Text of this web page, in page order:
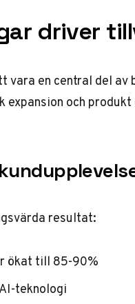
driver
en central del av
expansion och
resultat:
ökat till 85-90%
teknologi